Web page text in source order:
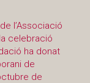
l’Associació
celebració
ha donat
de
de